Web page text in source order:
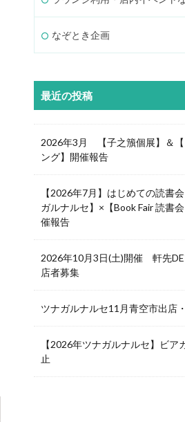
なぞとき企画
最近の投稿
2026年3月 【子之籏個展】＆【
ング】開催報告
【2026年7月】はじめての読書
ガルナルセ】×【Book Fair 読書
催報告
2026年10月3日(土)開催 軒先
店者募集
ツナガルナルセ11月青空市出店
【2026年ツナガルナルセ】ビ
止